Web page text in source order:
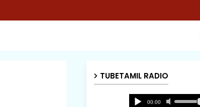
TUBETAMIL RADIO